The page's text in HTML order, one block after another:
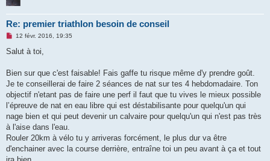
Re: premier triathlon besoin de conseil
M
s
g
n
o
n
l
u
12 févr. 2016, 19:35
Salut à toi,
Bien sur que c'est faisable! Fais gaffe tu risque même d'y prendre goût.
Je te conseillerai de faire 2 séances de nat sur tes 4 hebdomadaire. Ton
objectif n'etant pas de faire une perf il faut que tu vives le mieux possible
l’épreuve de nat en eau libre qui est déstabilisante pour quelqu'un qui
nage bien et qui peut devenir un calvaire pour quelqu'un qui n'est pas très
à l'aise dans l'eau.
Rouler 20km à vélo tu y arriveras forcément, le plus dur va être
d'enchainer avec la course derrière, entraîne toi un peu avant à ça et tout